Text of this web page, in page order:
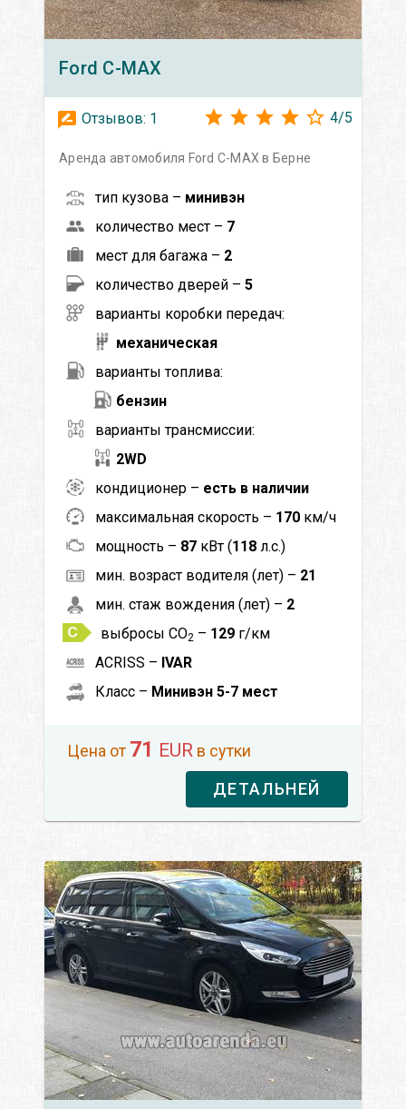
Ford C-MAX
Отзывов: 1 4/5
Аренда автомобиля Ford C-MAX в Берне
тип кузова – минивэн
количество мест – 7
мест для багажа – 2
количество дверей – 5
варианты коробки передач:
механическая
варианты топлива:
бензин
варианты трансмиссии:
2WD
кондиционер – есть в наличии
максимальная скорость – 170 км/ч
мощность – 87 кВт (118 л.с.)
мин. возраст водителя (лет) – 21
мин. стаж вождения (лет) – 2
выбросы CO2 – 129 г/км
ACRISS – IVAR
Класс – Минивэн 5-7 мест
Цена от 71 EUR в сутки
ДЕТАЛЬНЕЙ